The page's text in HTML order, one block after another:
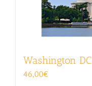
Washington DC
46,00€